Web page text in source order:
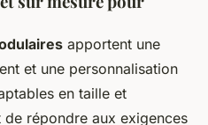
apportent une
et une personnalisation
en taille et
répondre aux exigences